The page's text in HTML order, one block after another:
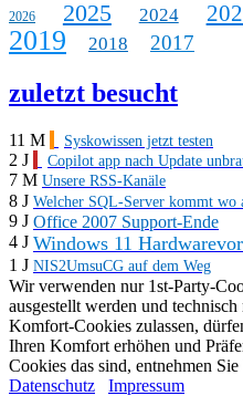
2026 2025 2024
2019 2018 2017
zuletzt besucht
11 M Syskowissen jetzt testen
2 J Copilot app nach Update
7 M Unsere RSS-Kanäle
8 J Welcher SQL-Server kommt wo
9 J Office 2007 Support-Ende
4 J Windows 11
1 J NIS2UmsuCG auf dem Weg
Wir verwenden nur 1st-Party-
ausgestellt werden und
Komfort-Cookies zulassen,
Ihren Komfort erhöhen und
Cookies das sind, entnehmen Sie
Datenschutz
Impressum